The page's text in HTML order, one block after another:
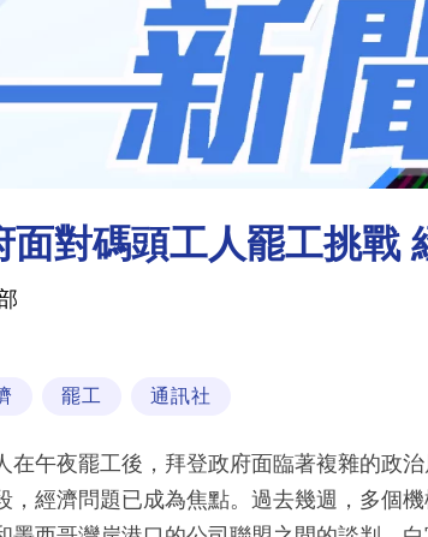
面對碼頭工人罷工挑戰
罷工 通訊社
在午夜罷工後，拜登政府面臨著複雜的政
，經濟問題已成為焦點。過去幾週，多個